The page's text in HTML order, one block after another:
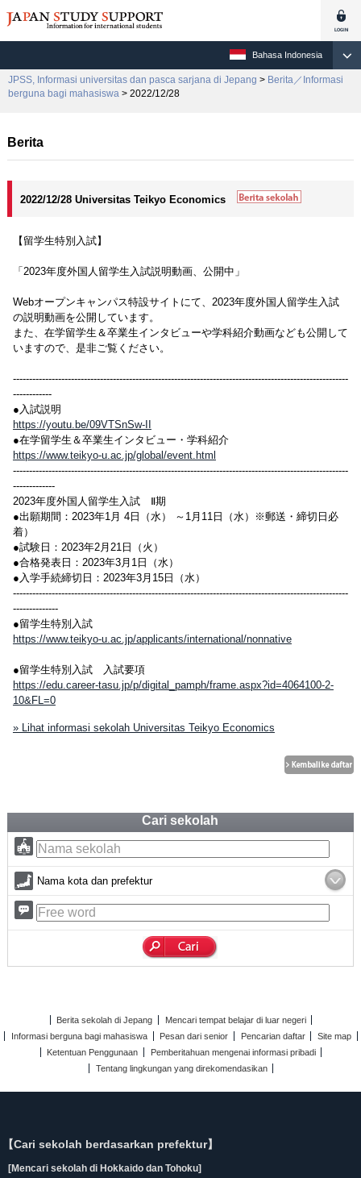
Bahasa Indonesia
JPSS, Informasi universitas dan pasca sarjana di Jepang > Berita／Informasi
berguna bagi mahasiswa > 2022/12/28
Berita
2022/12/28 Universitas Teikyo Economics
【留学生特別入試】
「2023年度外国人留学生入試説明動画、公開中」
Webオープンキャンパス特設サイトにて、2023年度外国人留学生入試
の説明動画を公開しています。
また、在学留学生＆卒業生インタビューや学科紹介動画なども公開して
いますので、是非ご覧ください。
--------------------------------------------------------------------------------------------------------
------------
●入試説明
https://youtu.be/09VTSnSw-II
●在学留学生＆卒業生インタビュー・学科紹介
https://www.teikyo-u.ac.jp/global/event.html
--------------------------------------------------------------------------------------------------------
-------------
2023年度外国人留学生入試 Ⅱ期
●出願期間：2023年1月 4日（水） ～1月11日（水）※郵送・締切日必
着）
●試験日：2023年2月21日（火）
●合格発表日：2023年3月1日（水）
●入学手続締切日：2023年3月15日（水）
--------------------------------------------------------------------------------------------------------
--------------
●留学生特別入試
https://www.teikyo-u.ac.jp/applicants/international/nonnative
●留学生特別入試 入試要項
https://edu.career-tasu.jp/p/digital_pamph/frame.aspx?id=4064100-2-
10&FL=0
» Lihat informasi sekolah Universitas Teikyo Economics
Cari sekolah
Nama kota dan prefektur
Berita sekolah di Jepang
Mencari tempat belajar di luar negeri
Informasi berguna bagi mahasiswa
Pesan dari senior Pencarian daftar
Site map
Ketentuan Penggunaan
Pemberitahuan mengenai informasi pribadi
Tentang lingkungan yang direkomendasikan
【Cari sekolah berdasarkan prefektur】
[Mencari sekolah di Hokkaido dan Tohoku]